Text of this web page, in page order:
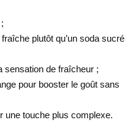
fraîche plutôt qu’un soda sucré
sensation de fraîcheur ;
pour booster le goût sans
une touche plus complexe.